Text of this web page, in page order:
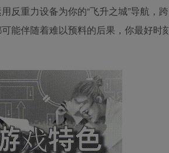
反重力设备为你的“飞升之城”导航，跨
能伴随着难以预料的后果，你最好时